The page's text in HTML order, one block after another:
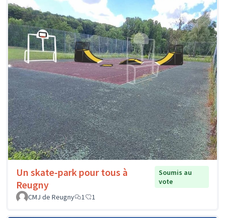
Un skate-park pour tous à
Reugny
Soumis au
vote
CMJ de Reugny
1 1